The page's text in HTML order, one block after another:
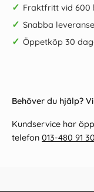
✓ Fraktfritt vid 600
✓ Snabba
✓ Öppetköp 30
Behöver du hjälp?
Kundservice har
telefon 013-480 91 30